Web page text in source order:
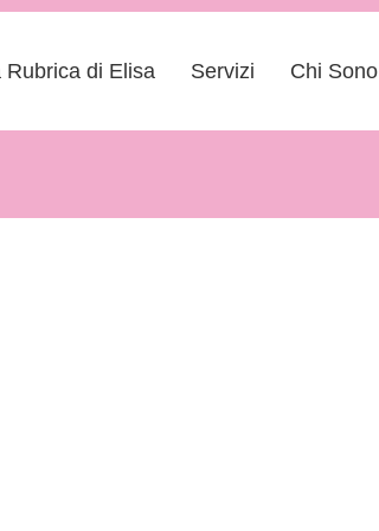
Rubrica di Elisa Servizi Chi Sono